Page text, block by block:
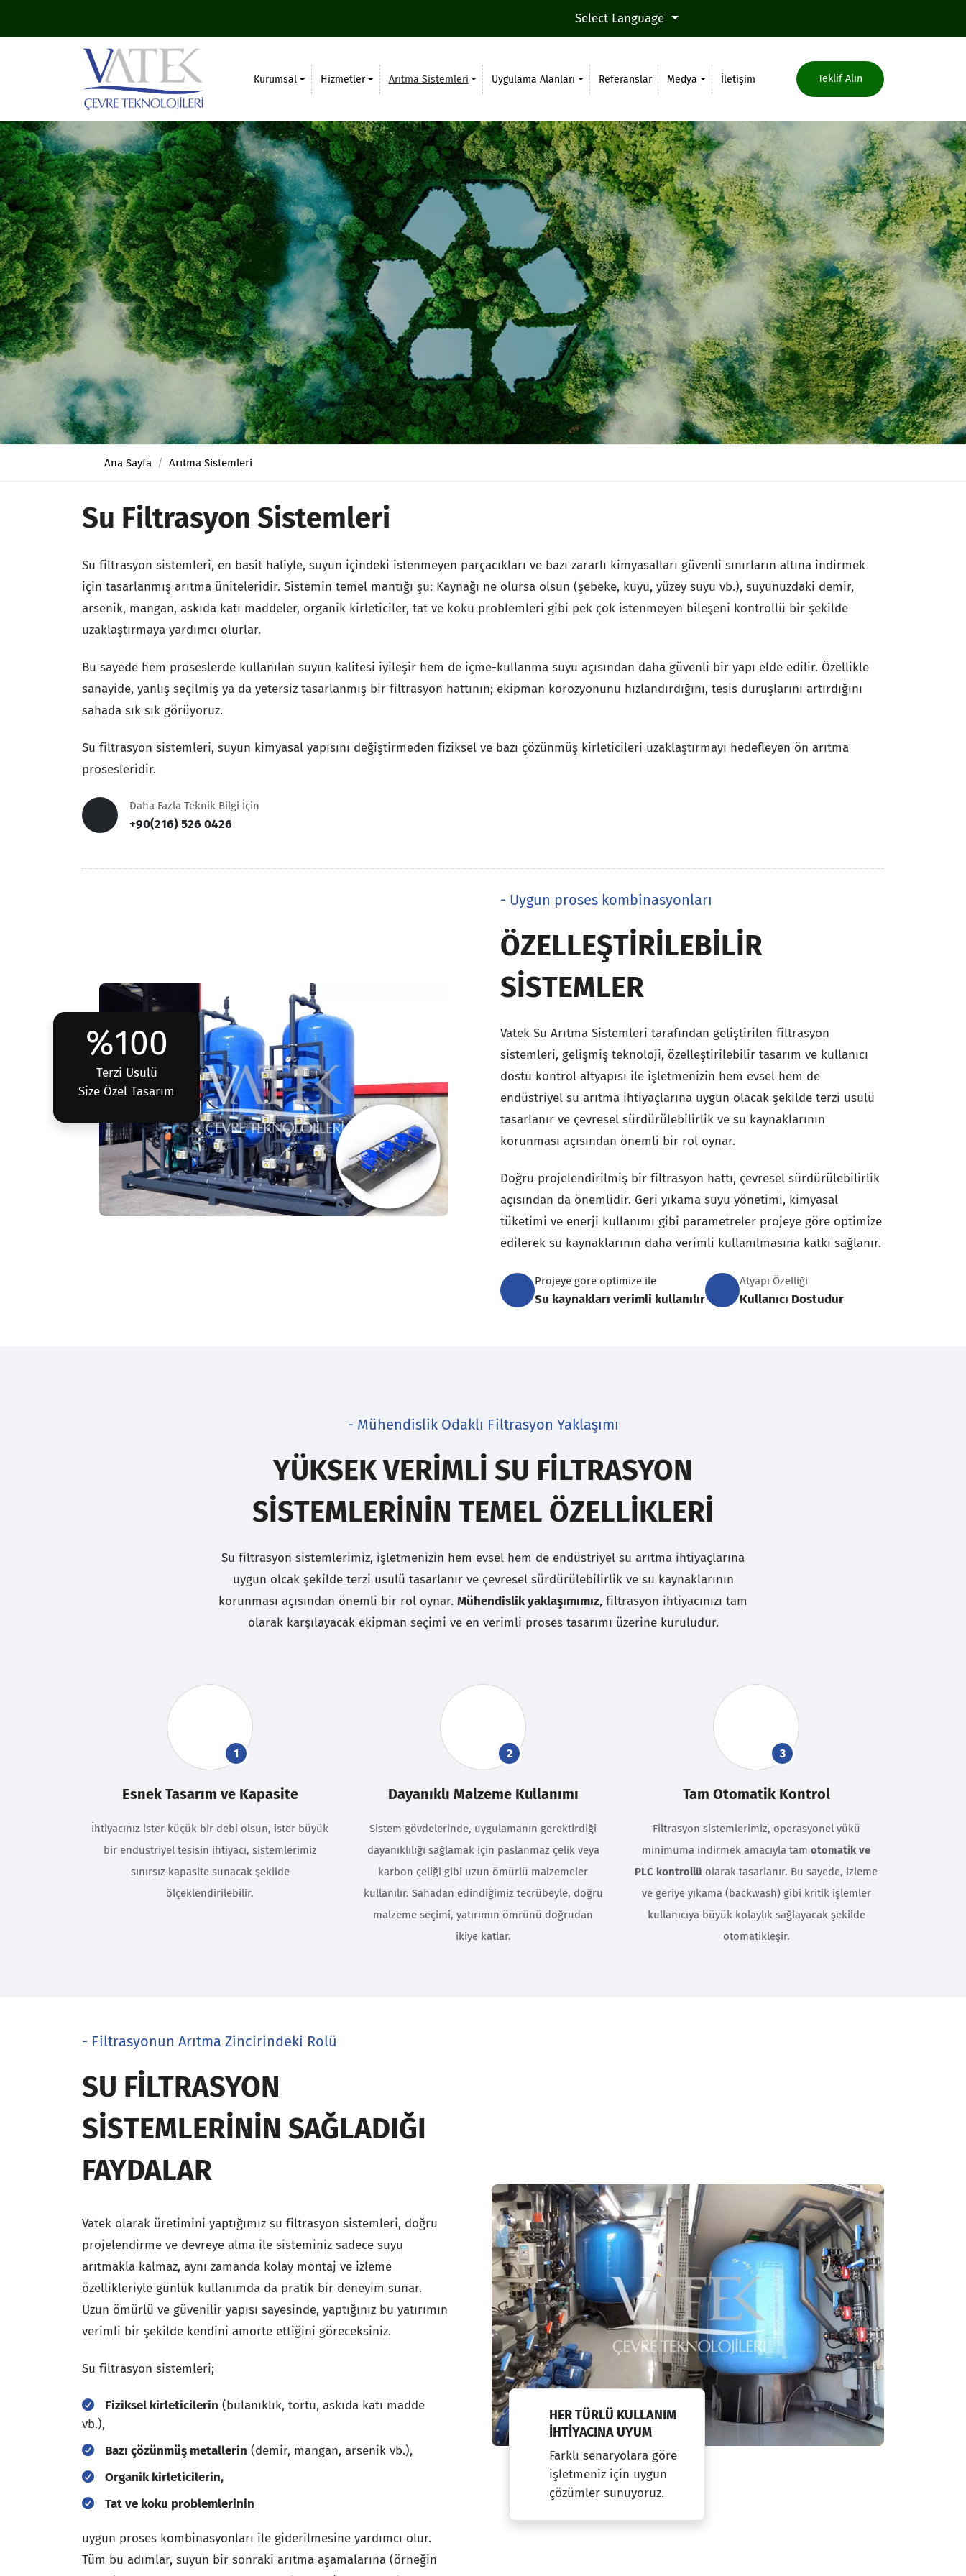
Select Language
Kurumsal Hizmetler Arıtma Sistemleri Uygulama Alanları Referanslar Medya İletişim Teklif Alın
Ana Sayfa Arıtma Sistemleri
Su Filtrasyon Sistemleri
Su filtrasyon sistemleri, en basit haliyle, suyun içindeki istenmeyen parçacıkları ve bazı zararlı kimyasalları güvenli sınırların altına indirmek
için tasarlanmış arıtma üniteleridir. Sistemin temel mantığı şu: Kaynağı ne olursa olsun (şebeke, kuyu, yüzey suyu vb.), suyunuzdaki demir,
arsenik, mangan, askıda katı maddeler, organik kirleticiler, tat ve koku problemleri gibi pek çok istenmeyen bileşeni kontrollü bir şekilde
uzaklaştırmaya yardımcı olurlar.
Bu sayede hem proseslerde kullanılan suyun kalitesi iyileşir hem de içme-kullanma suyu açısından daha güvenli bir yapı elde edilir. Özellikle
sanayide, yanlış seçilmiş ya da yetersiz tasarlanmış bir filtrasyon hattının; ekipman korozyonunu hızlandırdığını, tesis duruşlarını artırdığını
sahada sık sık görüyoruz.
Su filtrasyon sistemleri, suyun kimyasal yapısını değiştirmeden fiziksel ve bazı çözünmüş kirleticileri uzaklaştırmayı hedefleyen ön arıtma
prosesleridir.
Daha Fazla Teknik Bilgi İçin
+90(216) 526 0426
%100
Terzi Usulü
Size Özel Tasarım
- Uygun proses kombinasyonları
ÖZELLEŞTIRILEBILIR
SISTEMLER
Vatek Su Arıtma Sistemleri tarafından geliştirilen filtrasyon
sistemleri, gelişmiş teknoloji, özelleştirilebilir tasarım ve kullanıcı
dostu kontrol altyapısı ile işletmenizin hem evsel hem de
endüstriyel su arıtma ihtiyaçlarına uygun olacak şekilde terzi usulü
tasarlanır ve çevresel sürdürülebilirlik ve su kaynaklarının
korunması açısından önemli bir rol oynar.
Doğru projelendirilmiş bir filtrasyon hattı, çevresel sürdürülebilirlik
açısından da önemlidir. Geri yıkama suyu yönetimi, kimyasal
tüketimi ve enerji kullanımı gibi parametreler projeye göre optimize
edilerek su kaynaklarının daha verimli kullanılmasına katkı sağlanır.
Projeye göre optimize ile
Su kaynakları verimli kullanılır
Atyapı Özelliği
Kullanıcı Dostudur
- Mühendislik Odaklı Filtrasyon Yaklaşımı
YÜKSEK VERIMLI SU FILTRASYON
SISTEMLERININ TEMEL ÖZELLIKLERI
Su filtrasyon sistemlerimiz, işletmenizin hem evsel hem de endüstriyel su arıtma ihtiyaçlarına
uygun olcak şekilde terzi usulü tasarlanır ve çevresel sürdürülebilirlik ve su kaynaklarının
korunması açısından önemli bir rol oynar. Mühendislik yaklaşımımız, filtrasyon ihtiyacınızı tam
olarak karşılayacak ekipman seçimi ve en verimli proses tasarımı üzerine kuruludur.
1
Esnek Tasarım ve Kapasite
İhtiyacınız ister küçük bir debi olsun, ister büyük
bir endüstriyel tesisin ihtiyacı, sistemlerimiz
sınırsız kapasite sunacak şekilde
ölçeklendirilebilir.
2
Dayanıklı Malzeme Kullanımı
Sistem gövdelerinde, uygulamanın gerektirdiği
dayanıklılığı sağlamak için paslanmaz çelik veya
karbon çeliği gibi uzun ömürlü malzemeler
kullanılır. Sahadan edindiğimiz tecrübeyle, doğru
malzeme seçimi, yatırımın ömrünü doğrudan
ikiye katlar.
3
Tam Otomatik Kontrol
Filtrasyon sistemlerimiz, operasyonel yükü
minimuma indirmek amacıyla tam otomatik ve
PLC kontrollü olarak tasarlanır. Bu sayede, izleme
ve geriye yıkama (backwash) gibi kritik işlemler
kullanıcıya büyük kolaylık sağlayacak şekilde
otomatikleşir.
- Filtrasyonun Arıtma Zincirindeki Rolü
SU FILTRASYON
SISTEMLERININ SAĞLADIĞI
FAYDALAR
Vatek olarak üretimini yaptığımız su filtrasyon sistemleri, doğru
projelendirme ve devreye alma ile sisteminiz sadece suyu
arıtmakla kalmaz, aynı zamanda kolay montaj ve izleme
özellikleriyle günlük kullanımda da pratik bir deneyim sunar.
Uzun ömürlü ve güvenilir yapısı sayesinde, yaptığınız bu yatırımın
verimli bir şekilde kendini amorte ettiğini göreceksiniz.
Su filtrasyon sistemleri;
Fiziksel kirleticilerin (bulanıklık, tortu, askıda katı madde
vb.),
Bazı çözünmüş metallerin (demir, mangan, arsenik vb.),
Organik kirleticilerin,
Tat ve koku problemlerinin
uygun proses kombinasyonları ile giderilmesine yardımcı olur.
Tüm bu adımlar, suyun bir sonraki arıtma aşamalarına (örneğin
HER TÜRLÜ KULLANIM
İHTIYACINA UYUM
Farklı senaryolara göre
işletmeniz için uygun
çözümler sunuyoruz.